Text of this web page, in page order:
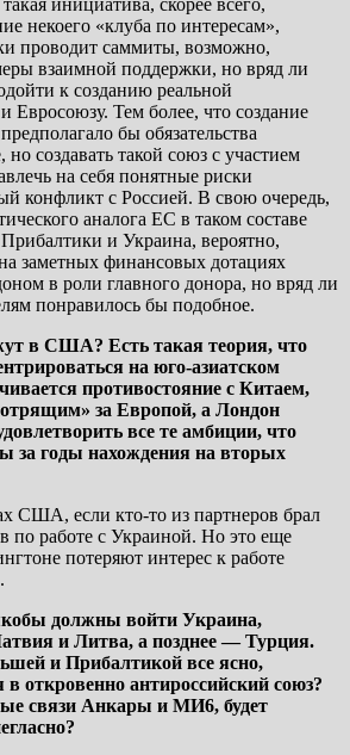
некоего «клуба по интересам»,
проводит саммиты, возможно,
взаимной поддержки, но вряд ли
к созданию реальной
Тем более, что создание
бы обязательства
создавать такой союз с участием
на себя понятные риски
конфликт с Россией. В свою очередь,
аналога ЕС в таком составе
и Украина, вероятно,
заметных финансовых дотациях
в роли главного донора, но вряд ли
понравилось бы подобное.
в США? Есть такая теория, что
на юго-азиатском
противостояние с Китаем,
за Европой, а Лондон
все те амбиции, что
за годы нахождения на вторых
США, если кто-то из партнеров брал
по работе с Украиной. Но это еще
потеряют интерес к работе
должны войти Украина,
и Литва, а позднее — Турция.
и Прибалтикой все ясно,
откровенно антироссийский союз?
связи Анкары и МИ6, будет